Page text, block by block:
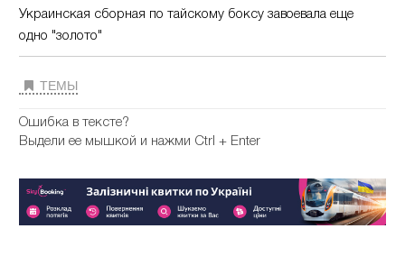
Украинская сборная по тайскому боксу завоевала еще
одно "золото"
ТЕМЫ
Ошибка в тексте?
Выдели ее мышкой и нажми Ctrl + Enter